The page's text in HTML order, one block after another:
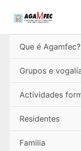
Que é Agamfec?
Grupos e
Actividades
Residentes
Familia